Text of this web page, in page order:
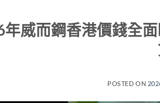
年威而鋼香港價錢全
POSTED ON